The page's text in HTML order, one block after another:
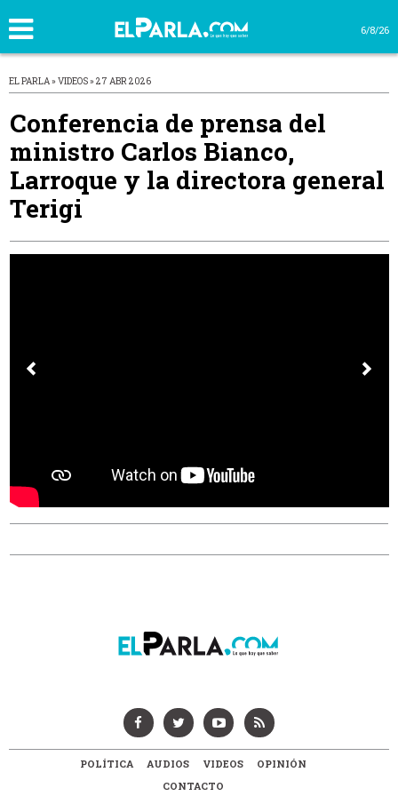
6/8/26
EL PARLA » VIDEOS » 27 ABR 2026
Conferencia de prensa del
ministro Carlos Bianco,
Larroque y la directora general
Terigi
POLÍTICA AUDIOS VIDEOS
OPINIÓN
CONTACTO